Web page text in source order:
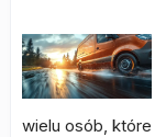
wielu osób,